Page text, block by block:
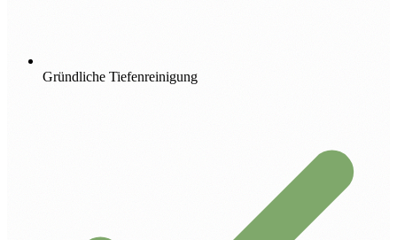
Gründliche Tiefenreinigung